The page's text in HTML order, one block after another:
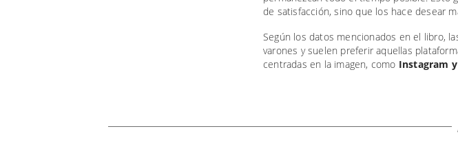
de satisfacción, sino que los hace desear
Según los datos mencionados en el libro,
varones y suelen preferir aquellas
centradas en la imagen, como Instagram